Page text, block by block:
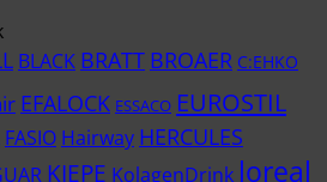
BLACK BRATT BROAER C:EHKO
EFALOCK ESSACO EUROSTIL
FASIO Hairway HERCULES
KIEPE KolagenDrink loreal